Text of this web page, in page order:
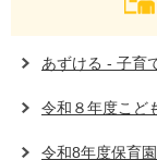
あずける - 子育
令和８年度こど
令和8年度保育